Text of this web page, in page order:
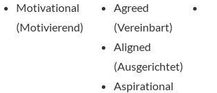
Motivational
(Motivierend)
Agreed
(Vereinbart)
Aligned
(Ausgerichtet)
Aspirational